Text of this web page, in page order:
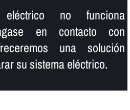
no funciona
en contacto con
una solución
su sistema eléctrico.